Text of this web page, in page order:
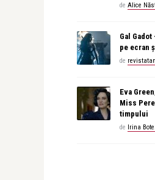
de Alice
Gal
pe ecran
de
Eva
Miss
timpului
de Irina